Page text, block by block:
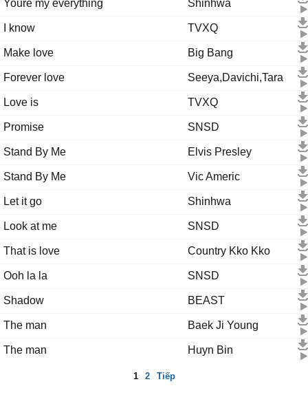
Youre my everything Shinhwa
I know TVXQ
Make love Big Bang
Forever love Seeya,Davichi,Tara
Love is TVXQ
Promise SNSD
Stand By Me Elvis Presley
Stand By Me Vic Americ
Let it go Shinhwa
Look at me SNSD
That is love Country Kko Kko
Ooh la la SNSD
Shadow BEAST
The man Baek Ji Young
The man Huyn Bin
1 2 Tiếp